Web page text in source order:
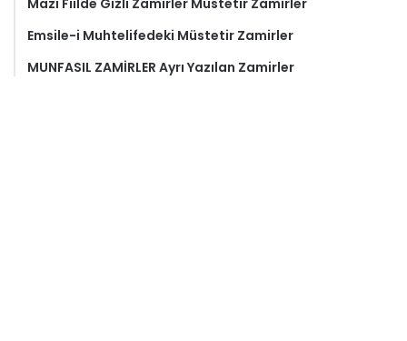
Mazi Fiilde Gizli Zamirler Müstetir Zamirler
Emsile-i Muhtelifedeki Müstetir Zamirler
MUNFASIL ZAMİRLER Ayrı Yazılan Zamirler